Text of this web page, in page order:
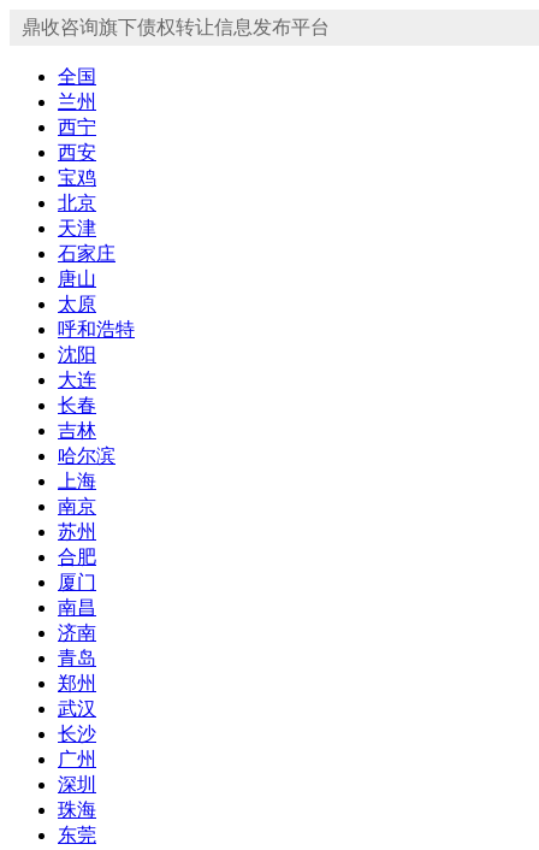
鼎收咨询旗下债权转让信息发布平台
全国
兰州
西宁
西安
宝鸡
北京
天津
石家庄
唐山
太原
呼和浩特
沈阳
大连
长春
吉林
哈尔滨
上海
南京
苏州
合肥
厦门
南昌
济南
青岛
郑州
武汉
长沙
广州
深圳
珠海
东莞